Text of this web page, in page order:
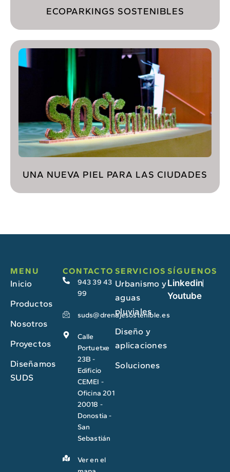
ECOPARKINGS SOSTENIBLES
UNA NUEVA PIEL PARA LAS CIUDADES
MENU
Inicio
Productos
Nosotros
Proyectos
Diseñamos
SUDS
CONTACTO
943 39 43
99
suds@drenajesostenible.es
Calle
Portuetxe
23B -
Edificio
CEMEI -
Oficina 201
20018 -
Donostia -
San
Sebastián
Ver en el
SERVICIOS
Urbanismo y
aguas
pluviales
Diseño y
aplicaciones
Soluciones
SÍGUENOS
Linkedin
Youtube